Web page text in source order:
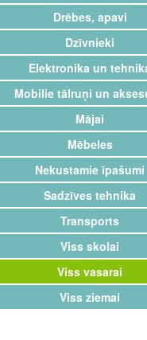
Drēbes, apavi
Dzīvnieki
Elektronika un
Mobilie tālruņi un
Mājai
Mēbeles
Nekustamie īpašumi
Sadzīves tehnika
Transports
Viss skolai
Viss vasarai
Viss ziemai